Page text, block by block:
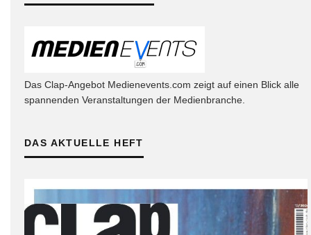
Das Clap-Angebot Medienevents.com zeigt auf einen Blick alle
spannenden Veranstaltungen der Medienbranche.
DAS AKTUELLE HEFT